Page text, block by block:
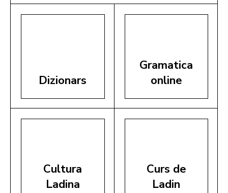
Dizionars
Gramatica
online
Cultura
Ladina
Curs de
Ladin